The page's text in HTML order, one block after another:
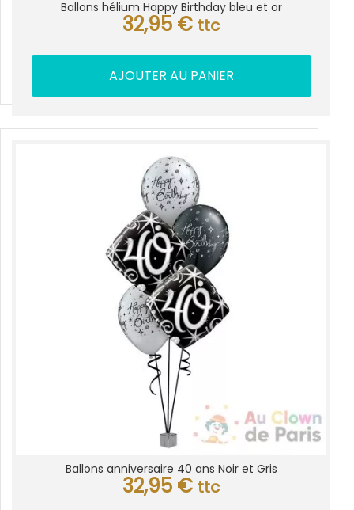
Ballons hélium Happy Birthday bleu et or
32,95 € ttc
AJOUTER AU PANIER
Ballons anniversaire 40 ans Noir et Gris
32,95 € ttc